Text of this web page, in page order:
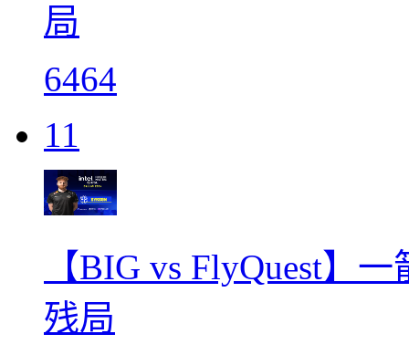
局
6464
11
【BIG vs FlyQuest】
残局